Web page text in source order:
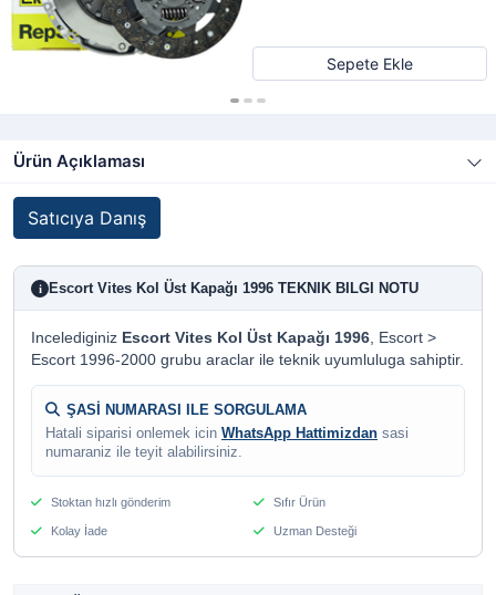
Sepete Ekle
Ürün Açıklaması
Satıcıya Danış
i Escort Vites Kol Üst Kapağı 1996 TEKNIK BILGI NOTU
Incelediginiz Escort Vites Kol Üst Kapağı 1996, Escort >
Escort 1996-2000 grubu araclar ile teknik uyumluluga sahiptir.
ŞASİ NUMARASI ILE SORGULAMA
Hatali siparisi onlemek icin WhatsApp Hattimizdan sasi
numaraniz ile teyit alabilirsiniz.
Stoktan hızlı gönderim Sıfır Ürün
Kolay İade Uzman Desteği